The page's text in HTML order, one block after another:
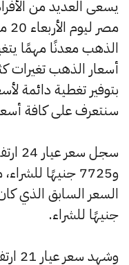
يسعى العديد من
الذهب معدنًا مهمًا
بتوفير تغطية دائمة
سنتعرف على كافة
جنيهًا للشراء.